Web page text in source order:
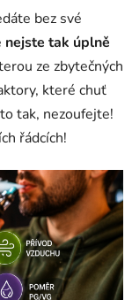
bez své
nejste tak úplně
ze zbytečných
které chuť
tak, nezoufejte!
řádcích!